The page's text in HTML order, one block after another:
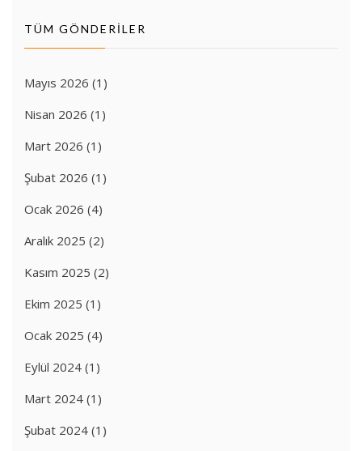
TÜM GÖNDERILER
Mayıs 2026 (1)
Nisan 2026 (1)
Mart 2026 (1)
Şubat 2026 (1)
Ocak 2026 (4)
Aralık 2025 (2)
Kasım 2025 (2)
Ekim 2025 (1)
Ocak 2025 (4)
Eylül 2024 (1)
Mart 2024 (1)
Şubat 2024 (1)